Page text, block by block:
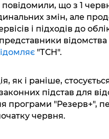
повідомили, що з 1
змін, але
і підходів до
відомства
"ТСН".
як і раніше,
підстав для
програми "Резерв+",
червня.